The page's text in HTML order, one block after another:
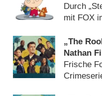
nach 24
Durch
mit FOX
„The
Nathan
Frische